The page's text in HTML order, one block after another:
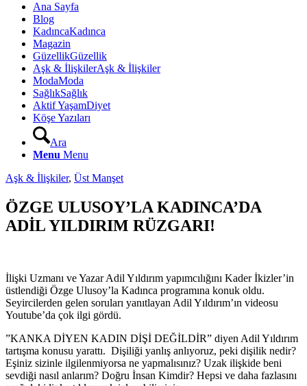
Ana Sayfa
Blog
KadıncaKadınca
Magazin
GüzellikGüzellik
Aşk & İlişkilerAşk & İlişkiler
ModaModa
SağlıkSağlık
Aktif YaşamDiyet
Köşe Yazıları
Ara
Menu Menu
Aşk & İlişkiler, Üst Manşet
ÖZGE ULUSOY’LA KADINCA’DA
ADİL YILDIRIM RÜZGARI!
İlişki Uzmanı ve Yazar Adil Yıldırım yapımcılığını Kader İkizler’in
üstlendiği Özge Ulusoy’la Kadınca programına konuk oldu.
Seyircilerden gelen soruları yanıtlayan Adil Yıldırım’ın videosu
Youtube’da çok ilgi gördü.
”KANKA DİYEN KADIN DİŞİ DEĞİLDİR” diyen Adil Yıldırım
tartışma konusu yarattı. Dişiliği yanlış anlıyoruz, peki dişilik nedir?
Eşiniz sizinle ilgilenmiyorsa ne yapmalısınız? Uzak ilişkide beni
sevdiği nasıl anlarım? Doğru İnsan Kimdir? Hepsi ve daha fazlasını